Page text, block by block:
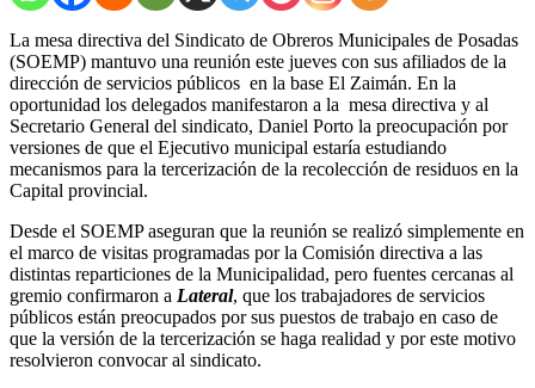
La mesa directiva del Sindicato de Obreros Municipales de Posadas
(SOEMP) mantuvo una reunión este jueves con sus afiliados de la
dirección de servicios públicos en la base El Zaimán. En la
oportunidad los delegados manifestaron a la mesa directiva y al
Secretario General del sindicato, Daniel Porto la preocupación por
versiones de que el Ejecutivo municipal estaría estudiando
mecanismos para la tercerización de la recolección de residuos en la
Capital provincial.
Desde el SOEMP aseguran que la reunión se realizó simplemente en
el marco de visitas programadas por la Comisión directiva a las
distintas reparticiones de la Municipalidad, pero fuentes cercanas al
gremio confirmaron a Lateral, que los trabajadores de servicios
públicos están preocupados por sus puestos de trabajo en caso de
que la versión de la tercerización se haga realidad y por este motivo
resolvieron convocar al sindicato.